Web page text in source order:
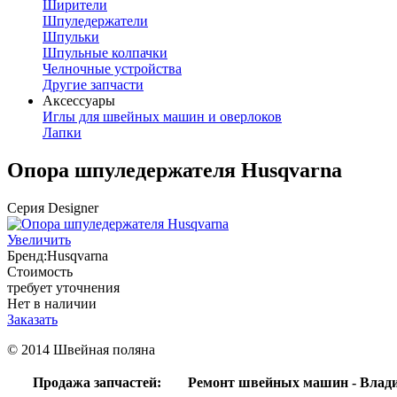
Ширители
Шпуледержатели
Шпульки
Шпульные колпачки
Челночные устройства
Другие запчасти
Аксессуары
Иглы для швейных машин и оверлоков
Лапки
Опора шпуледержателя Husqvarna
Серия Designer
Увеличить
Бренд:Husqvarna
Стоимость
требует уточнения
Нет в наличии
Заказать
© 2014 Швейная поляна
Продажа запчастей:
Ремонт швейных машин -